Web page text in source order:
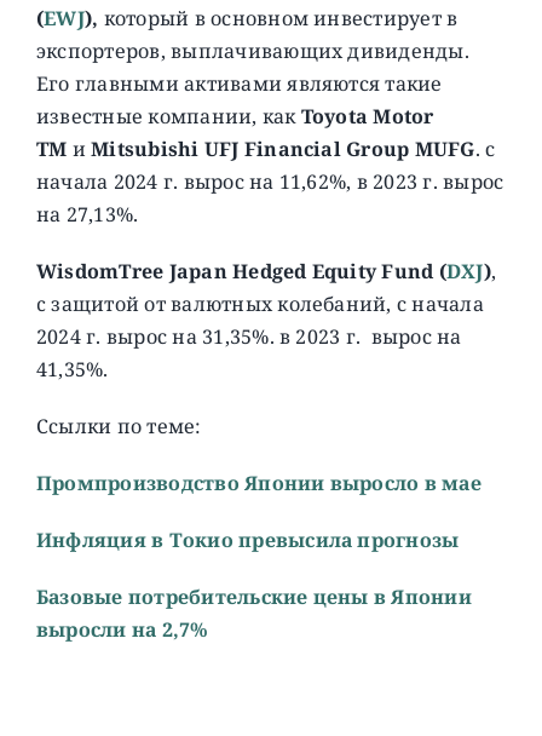
(EWJ), который в основном инвестирует в
экспортеров, выплачивающих дивиденды.
Его главными активами являются такие
известные компании, какToyota Motor
TM иMitsubishi UFJ Financial Group MUFG. с
начала 2024 г. вырос на 11,62%, в 2023 г. вырос
на 27,13%.
WisdomTree Japan Hedged Equity Fund (DXJ),
c защитой от валютных колебаний, с начала
2024 г. вырос на 31,35%. в 2023 г. вырос на
41,35%.
Ссылки по теме:
Промпроизводство Японии выросло в мае
Инфляция в Токио превысила прогнозы
Базовые потребительские цены в Японии
выросли на 2,7%